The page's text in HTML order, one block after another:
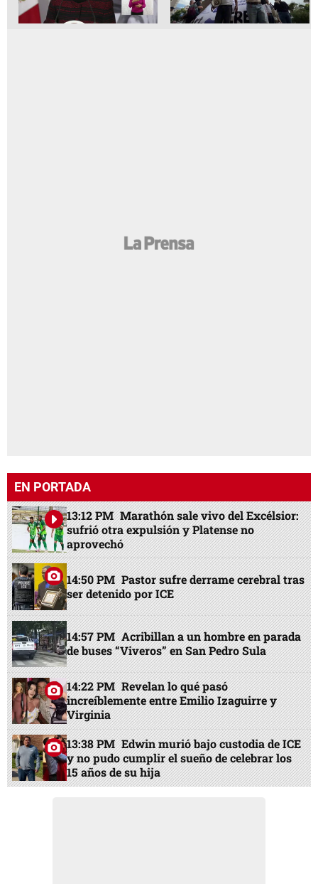
EN PORTADA
13:12 PM Marathón sale vivo del Excélsior:
sufrió otra expulsión y Platense no
aprovechó
14:50 PM Pastor sufre derrame cerebral tras
ser detenido por ICE
14:57 PM Acribillan a un hombre en parada
de buses “Viveros” en San Pedro Sula
14:22 PM Revelan lo qué pasó
increíblemente entre Emilio Izaguirre y
Virginia
13:38 PM Edwin murió bajo custodia de ICE
y no pudo cumplir el sueño de celebrar los
15 años de su hija